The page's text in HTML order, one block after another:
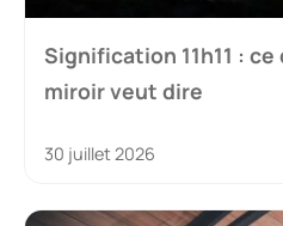
Signification 11h11 :
miroir veut dire
30 juillet 2026